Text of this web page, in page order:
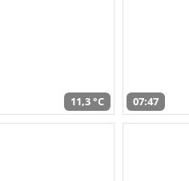
11,3 °C 07:47